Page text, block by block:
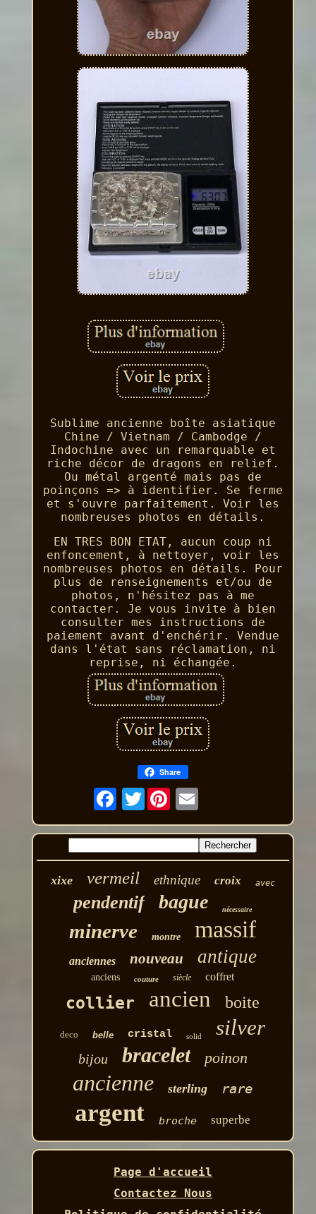
Sublime ancienne boîte asiatique
Chine / Vietnam / Cambodge /
Indochine avec un remarquable et
riche décor de dragons en relief.
Ou métal argenté mais pas de
poinçons => à identifier. Se ferme
et s'ouvre parfaitement. Voir les
nombreuses photos en détails.
EN TRES BON ETAT, aucun coup ni
enfoncement, à nettoyer, voir les
nombreuses photos en détails. Pour
plus de renseignements et/ou de
photos, n'hésitez pas à me
contacter. Je vous invite à bien
consulter mes instructions de
paiement avant d'enchérir. Vendue
dans l'état sans réclamation, ni
reprise, ni échangée.
Share
Twitter
xixe vermeil ethnique croix avec
pendentif bague nécessaire
minerve montre massif
anciennes nouveau antique
anciens couture siècle coffret
collier ancien boite
deco belle cristal solid silver
bijou bracelet poinon
ancienne sterling rare
argent broche superbe
Page d'accueil
Contactez Nous